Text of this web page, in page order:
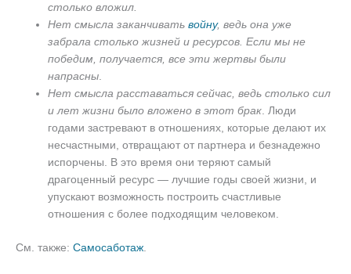
столько вложил.
Нет смысла заканчиватьвойну, ведь она уже
забрала столько жизней и ресурсов. Если мы не
победим, получается, все эти жертвы были
напрасны.
Нет смысла расставаться сейчас, ведь столько сил
и лет жизни было вложено в этот брак. Люди
годами застревают в отношениях, которые делают их
несчастными, отвращают от партнера и безнадежно
испорчены. В это время они теряют самый
драгоценный ресурс — лучшие годы своей жизни, и
упускают возможность построить счастливые
отношения с более подходящим человеком.
См. также: Самосаботаж